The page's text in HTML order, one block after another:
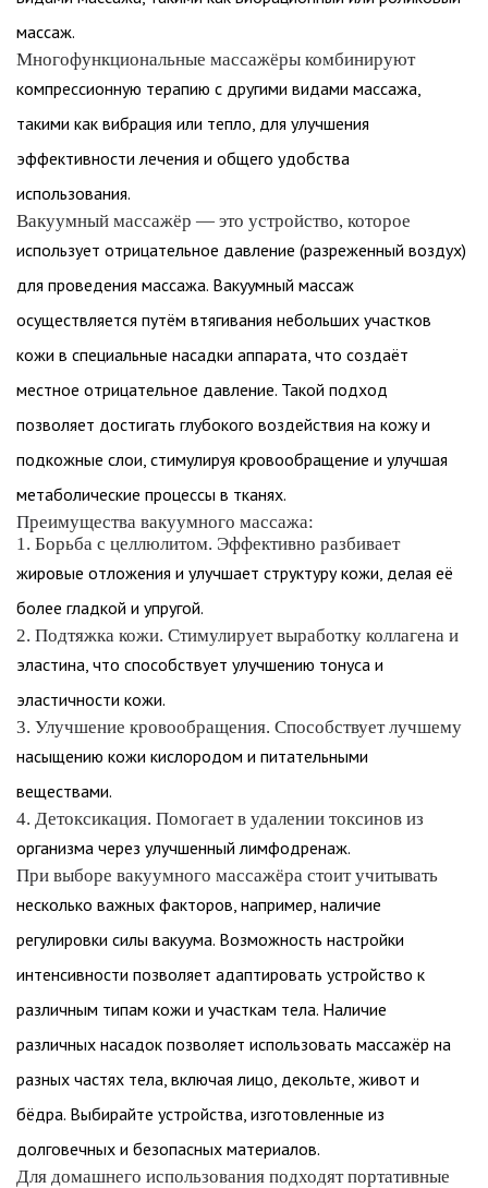
массаж.
Многофункциональные массажёры комбинируют
компрессионную терапию с другими видами массажа,
такими как вибрация или тепло, для улучшения
эффективности лечения и общего удобства
использования.
Вакуумный массажёр — это устройство, которое
использует отрицательное давление (разреженный воздух)
для проведения массажа. Вакуумный массаж
осуществляется путём втягивания небольших участков
кожи в специальные насадки аппарата, что создаёт
местное отрицательное давление. Такой подход
позволяет достигать глубокого воздействия на кожу и
подкожные слои, стимулируя кровообращение и улучшая
метаболические процессы в тканях.
Преимущества вакуумного массажа:
1. Борьба с целлюлитом. Эффективно разбивает
жировые отложения и улучшает структуру кожи, делая её
более гладкой и упругой.
2. Подтяжка кожи. Стимулирует выработку коллагена и
эластина, что способствует улучшению тонуса и
эластичности кожи.
3. Улучшение кровообращения. Способствует лучшему
насыщению кожи кислородом и питательными
веществами.
4. Детоксикация. Помогает в удалении токсинов из
организма через улучшенный лимфодренаж.
При выборе вакуумного массажёра стоит учитывать
несколько важных факторов, например, наличие
регулировки силы вакуума. Возможность настройки
интенсивности позволяет адаптировать устройство к
различным типам кожи и участкам тела. Наличие
различных насадок позволяет использовать массажёр на
разных частях тела, включая лицо, декольте, живот и
бёдра. Выбирайте устройства, изготовленные из
долговечных и безопасных материалов.
Для домашнего использования подходят портативные